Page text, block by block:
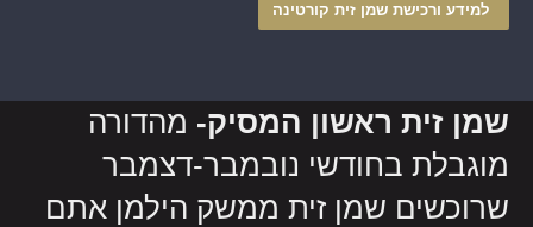
למידע ורכישת שמן זית קורטינה
שמן זית ראשון המסיק- מהדורה
מוגבלת בחודשי נובמבר-דצמבר
שרוכשים שמן זית ממשק הילמן אתם